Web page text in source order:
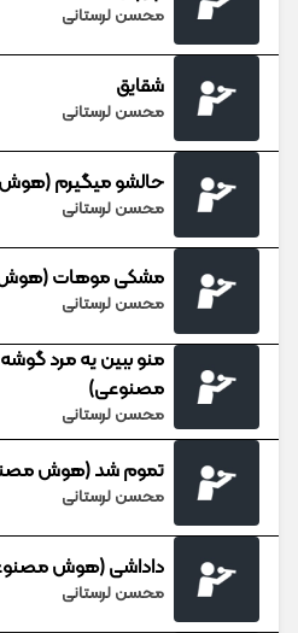
محسن لرستانی
شقایق
محسن لرستانی
حالشو میگیرم
محسن لرستانی
مشکی موهات
محسن لرستانی
منو ببین یه مرد
مصنوعی)
محسن لرستانی
تموم شد (هوش
محسن لرستانی
داداشی (هوش
محسن لرستانی